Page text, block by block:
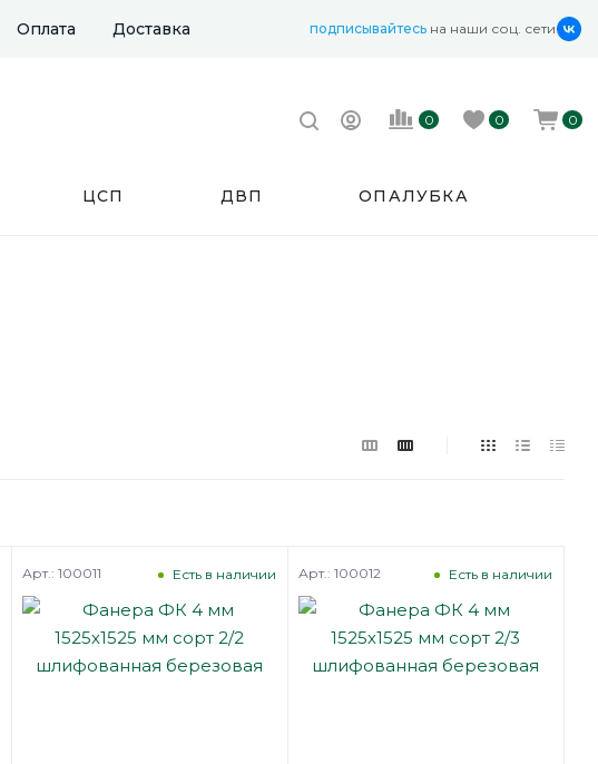
Оплата Доставка подписывайтесь на наши соц. сети
0 0 0
ЦСП ДВП ОПАЛУБКА
Есть в наличии
Арт.: 100011 Есть в наличии
Арт.: 100012